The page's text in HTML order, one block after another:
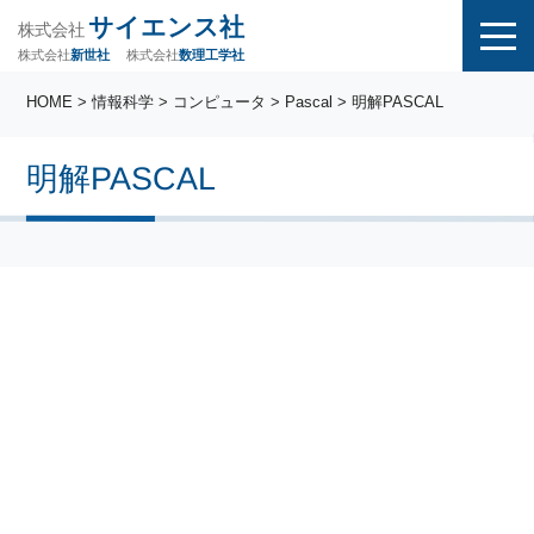
株式会社 サイエンス社
株式会社新世社 株式会社数理工学社
明解PASCAL
HOME >情報科学 > コンピュータ > Pascal > 明解PASCAL